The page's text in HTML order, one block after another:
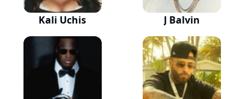
Kali Uchis J Balvin